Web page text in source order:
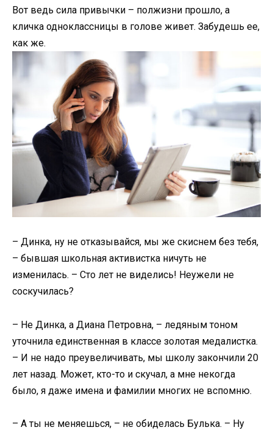
Вот ведь сила привычки – полжизни прошло, а
кличка одноклассницы в голове живет. Забудешь ее,
как же.
– Динка, ну не отказывайся, мы же скиснем без тебя,
– бывшая школьная активистка ничуть не
изменилась. – Сто лет не виделись! Неужели не
соскучилась?
– Не Динка, а Диана Петровна, – ледяным тоном
уточнила единственная в классе золотая медалистка.
– И не надо преувеличивать, мы школу закончили 20
лет назад. Может, кто-то и скучал, а мне некогда
было, я даже имена и фамилии многих не вспомню.
– А ты не меняешься, – не обиделась Булька. – Ну